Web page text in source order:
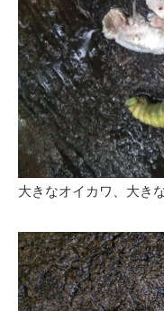
大きなオイカワ、大き